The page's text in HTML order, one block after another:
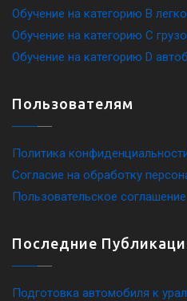
Обучение на категорию B
Обучение на категорию C
Обучение на категорию D
Пользователям
Политика
Согласие на обработку
Пользовательское соглашение
Последние
Подготовка автомобиля к